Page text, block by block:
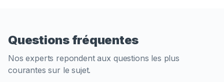
Questions fréquentes
Nos experts repondent aux questions les plus
courantes sur le sujet.